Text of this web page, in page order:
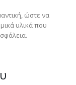
ώστε να
υλικά που